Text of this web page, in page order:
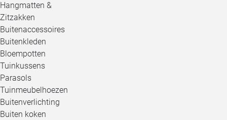
Hangmatten &
Zitzakken
Buitenaccessoires
Buitenkleden
Bloempotten
Tuinkussens
Parasols
Tuinmeubelhoezen
Buitenverlichting
Buiten koken